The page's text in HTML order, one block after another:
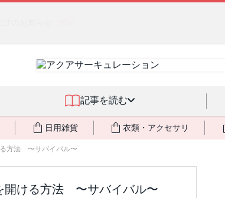
記事を読む
日用雑貨 衣類・アクセサリ
方法 〜サバイバル〜
開ける方法 〜サバイバル〜